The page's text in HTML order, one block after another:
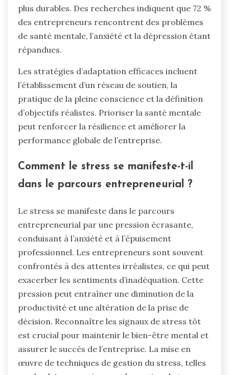
plus durables. Des recherches indiquent que 72 %
des entrepreneurs rencontrent des problèmes
de santé mentale, l’anxiété et la dépression étant
répandues.
Les stratégies d’adaptation efficaces incluent
l’établissement d’un réseau de soutien, la
pratique de la pleine conscience et la définition
d’objectifs réalistes. Prioriser la santé mentale
peut renforcer la résilience et améliorer la
performance globale de l’entreprise.
Comment le stress se manifeste-t-il
dans le parcours entrepreneurial ?
Le stress se manifeste dans le parcours
entrepreneurial par une pression écrasante,
conduisant à l’anxiété et à l’épuisement
professionnel. Les entrepreneurs sont souvent
confrontés à des attentes irréalistes, ce qui peut
exacerber les sentiments d’inadéquation. Cette
pression peut entraîner une diminution de la
productivité et une altération de la prise de
décision. Reconnaître les signaux de stress tôt
est crucial pour maintenir le bien-être mental et
assurer le succès de l’entreprise. La mise en
œuvre de techniques de gestion du stress, telles